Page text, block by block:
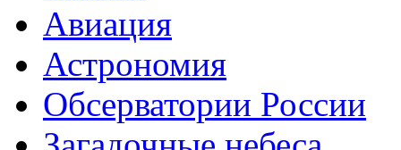
Авиация
Астрономия
Обсерватории России